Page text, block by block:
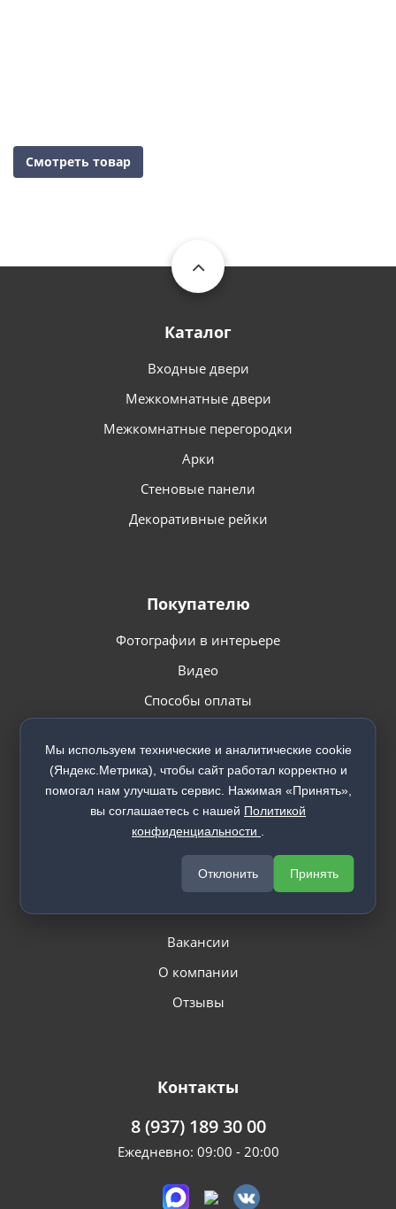
Смотреть товар
Каталог
Входные двери
Межкомнатные двери
Межкомнатные перегородки
Арки
Стеновые панели
Декоративные рейки
Покупателю
Фотографии в интерьере
Видео
Способы оплаты
Установка
Гарантия
Вакансии
О компании
Отзывы
Контакты
8 (937) 189 30 00
Ежедневно: 09:00 - 20:00
Мы используем технические и аналитические cookie
(Яндекс.Метрика), чтобы сайт работал корректно и
помогал нам улучшать сервис. Нажимая «Принять»,
вы соглашаетесь с нашей Политикой
конфиденциальности
Отклонить Принять